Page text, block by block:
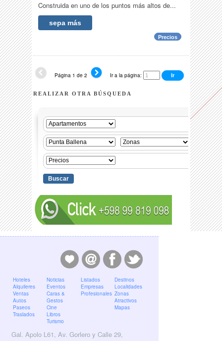
Construida en uno de los puntos más altos de...
sepa más
Precios
Página 1 de 2 Ir a la página:
REALIZAR OTRA BÚSQUEDA
Hoteles
Alquileres
Ventas
Autos
Paseos
Traslados
Noticias
Eventos
Caras &
Gestos
Cine
Libros
Turismo
Listados
Empresas
Profesionales
Destinos
Localidades
Zonas
Atractivos
Mapas
Gal. Apolo L61, Av. Gorlero y Calle 29,